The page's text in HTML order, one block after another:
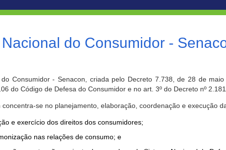
do Consumidor -
do Consumidor - Senacon, criada pelo Decreto 7.738, de 28 de
do Código de Defesa do Consumidor e no art. 3º do Decreto nº
concentra-se no planejamento, elaboração, coordenação e execução
e exercício dos direitos dos consumidores;
nas relações de consumo; e